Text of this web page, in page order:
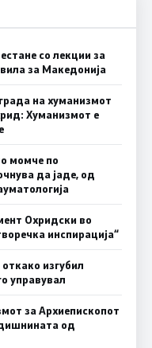
со лекции за
за Македонија
на хуманизмот
Хуманизмот е
момче по
да јаде, од
Охридски во
инспирација“
изгубил
управувал
за Архиепископот
од